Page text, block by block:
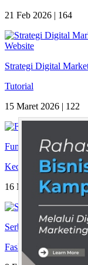
21 Feb 2026 | 164
Strategi Digital
Tutorial
15 Maret 2026 | 122
Fungsi Serum
Kecantikan
16 Maret 2022 |1535
Serba Serbi Jilbab
Fashion